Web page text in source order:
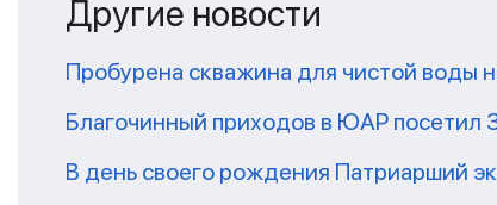
Другие новости
Пробурена скважина для чистой воды
Благочинный приходов в ЮАР посетил
В день своего рождения Патриарший